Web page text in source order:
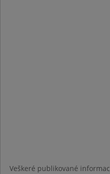
Veškeré publikované